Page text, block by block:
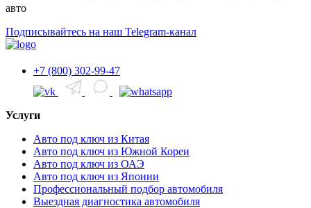
авто
Подписывайтесь на наш Telegram-канал
+7 (800) 302-99-47
Услуги
Авто под ключ из Китая
Авто под ключ из Южной Кореи
Авто под ключ из ОАЭ
Авто под ключ из Японии
Профессиональный подбор автомобиля
Выездная диагностика автомобиля